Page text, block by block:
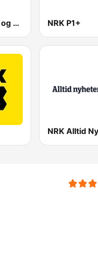
NRK P1 Oslo og Akershus NRK P1+